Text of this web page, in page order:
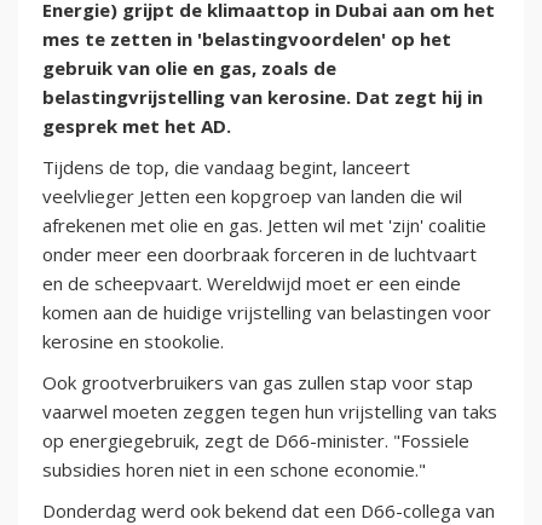
Energie) grijpt de klimaattop in Dubai aan om het
mes te zetten in 'belastingvoordelen' op het
gebruik van olie en gas, zoals de
belastingvrijstelling van kerosine. Dat zegt hij in
gesprek met het AD.
Tijdens de top, die vandaag begint, lanceert
veelvlieger Jetten een kopgroep van landen die wil
afrekenen met olie en gas. Jetten wil met 'zijn' coalitie
onder meer een doorbraak forceren in de luchtvaart
en de scheepvaart. Wereldwijd moet er een einde
komen aan de huidige vrijstelling van belastingen voor
kerosine en stookolie.
Ook grootverbruikers van gas zullen stap voor stap
vaarwel moeten zeggen tegen hun vrijstelling van taks
op energiegebruik, zegt de D66-minister. "Fossiele
subsidies horen niet in een schone economie."
Donderdag werd ook bekend dat een D66-collega van